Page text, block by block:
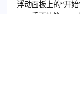
浮动面板上的“开
——手不抽筋，一